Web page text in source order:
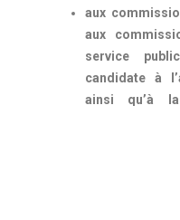
aux
aux
service
candidate à
ainsi qu’à